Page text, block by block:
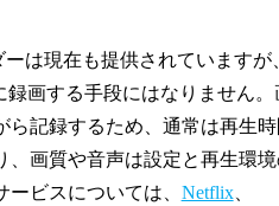
は現在も提供されていますが
画する手段にはなりません。
ら記録するため、通常は再生
、画質や音声は設定と再生環
ビスについては、 Netflix、